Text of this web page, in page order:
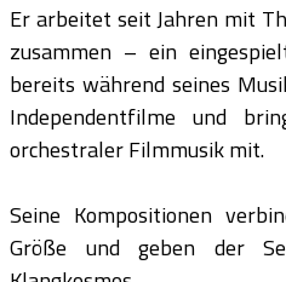
Er arbeitet seit Jahren mit
zusammen – ein
bereits während seines
Independentfilme und
orchestraler Filmmusik mit.
Seine Kompositionen
Größe und geben der